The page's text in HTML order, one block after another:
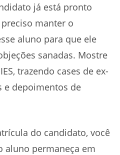
já está pronto
manter o
aluno para que ele
sanadas. Mostre
trazendo cases de ex-
e depoimentos de
do candidato, você
aluno permaneça em